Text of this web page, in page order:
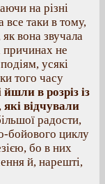
на різні
все таки в тому,
вона звучала
не
усякі
того часу
йшли в розріз із
які відчували
радости,
бойового циклу
бо в них
й, нарешті,